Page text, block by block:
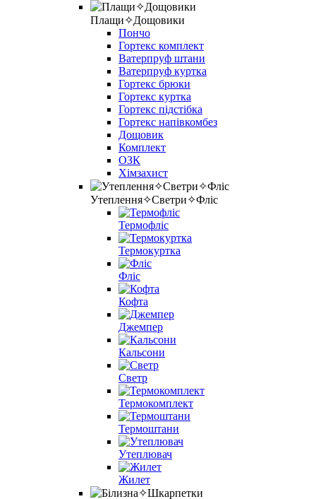
Плащи✧Дощовики
Пончо
Гортекс комплект
Ватерпруф штани
Ватерпруф куртка
Гортекс брюки
Гортекс куртка
Гортекс підстібка
Гортекс напівкомбез
Дощовик
Комплект
ОЗК
Хімзахист
Утеплення✧Светри✧Фліс
Термофліс
Термокуртка
Фліс
Кофта
Джемпер
Кальсони
Светр
Термокомплект
Термоштани
Утеплювач
Жилет